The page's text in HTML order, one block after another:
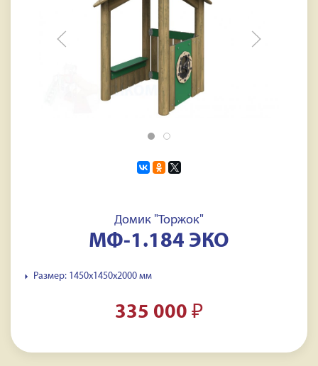
Домик "Торжок"
МФ-1.184 ЭКО
Размер: 1450x1450x2000 мм
335 000 ₽